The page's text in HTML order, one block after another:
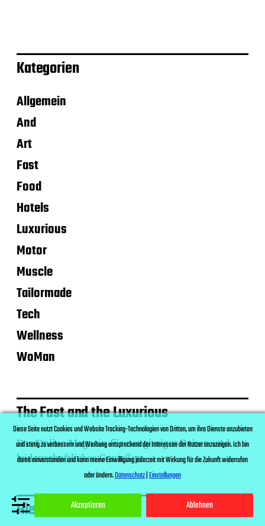
Kategorien
Allgemein
And
Art
Fast
Food
Hotels
Luxurious
Motor
Muscle
Tailormade
Tech
Wellness
WoMan
The Fast and the Luxurious
Das Online Magazin für neugieriges Reisen und
leidenschaftliches Genießen
Hier findest du uns
Diese Seite nutzt Cookies und Website Tracking-Technologien von Dritten, um ihre Dienste anzubieten
und stetig zu verbessern und Werbung entsprechend der Interessen der Nutzer anzuzeigen. Ich bin
damit einverstanden und kann meine Einwilligung jederzeit mit Wirkung für die Zukunft widerrufen
oder ändern.Datenschutz|Einstellungen
Akzeptieren Ablehnen